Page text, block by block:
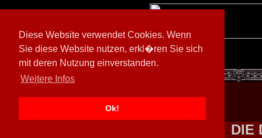
Diese Website verwendet Cookies. Wenn
Sie diese Website nutzen, erkl�ren Sie sich
mit deren Nutzung einverstanden.
Weitere Infos
Ok!
[ 602026/M3]
DIE